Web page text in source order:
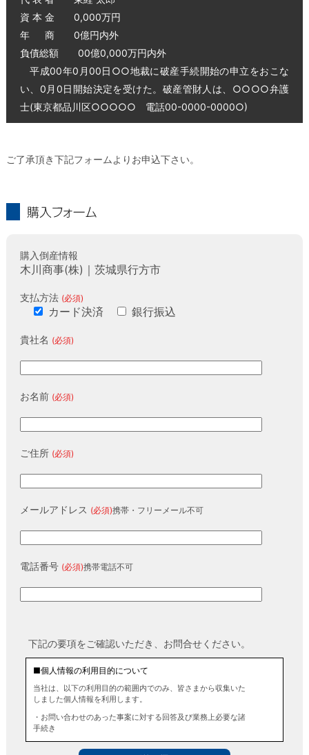
資 本 金 0,000万円
年 商 0億円内外
負債総額 00億0,000万円内外
平成00年0月00日○○地裁に破産手続開始の申立をおこな
い、0月0日開始決定を受けた。破産管財人は、○○○○弁護
士(東京都品川区○○○○○ 電話00-0000-0000○)
ご了承頂き下記フォームよりお申込下さい。
購入倒産情報
木川商事(株)｜茨城県行方市
支払方法 (必須)
カード決済 銀行振込
貴社名 (必須)
お名前 (必須)
ご住所 (必須)
メールアドレス (必須)携帯・フリーメール不可
電話番号 (必須)携帯電話不可
下記の要項をご確認いただき、お問合せください。
■個人情報の利用目的について
当社は、以下の利用目的の範囲内でのみ、皆さまから収集いた
しました個人情報を利用します。
・お問い合わせのあった事案に対する回答及び業務上必要な諸
手続き